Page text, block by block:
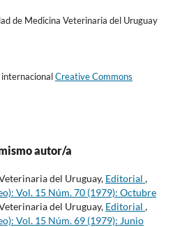
de Medicina Veterinaria del Uruguay
internacionalCreative Commons
autor/a
del Uruguay, Editorial ,
Vol. 15 Núm. 70 (1979): Octubre
del Uruguay, Editorial ,
Vol. 15 Núm. 69 (1979): Junio